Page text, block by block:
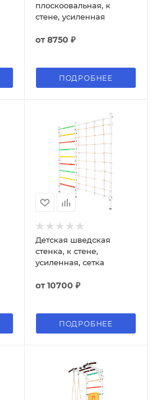
плоскоовальная, к
стене, усиленная
от8750 ₽
ПОДРОБНЕЕ
Детская шведская
стенка, к стене,
усиленная, сетка
от10700 ₽
ПОДРОБНЕЕ